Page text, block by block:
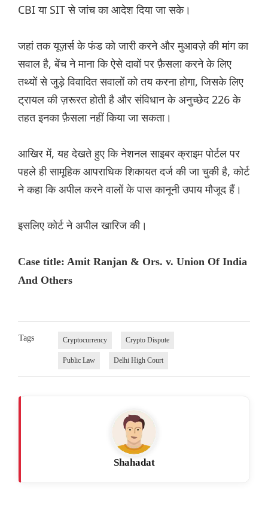
CBI या SIT से जांच का आदेश दिया जा सके।
जहां तक ​​यूज़र्स के फंड को जारी करने और मुआवज़े की मांग का
सवाल है, बेंच ने माना कि ऐसे दावों पर फ़ैसला करने के लिए
तथ्यों से जुड़े विवादित सवालों को तय करना होगा, जिसके लिए
ट्रायल की ज़रूरत होती है और संविधान के अनुच्छेद 226 के
तहत इनका फ़ैसला नहीं किया जा सकता।
आखिर में, यह देखते हुए कि नेशनल साइबर क्राइम पोर्टल पर
पहले ही सामूहिक आपराधिक शिकायत दर्ज की जा चुकी है, कोर्ट
ने कहा कि अपील करने वालों के पास कानूनी उपाय मौजूद हैं।
इसलिए कोर्ट ने अपील खारिज की।
Case title: Amit Ranjan & Ors. v. Union Of India
And Others
Tags Cryptocurrency Crypto Dispute
Public Law Delhi High Court
Shahadat